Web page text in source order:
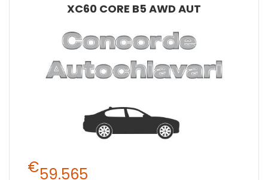
XC60 CORE B5 AWD AUT
€59.565